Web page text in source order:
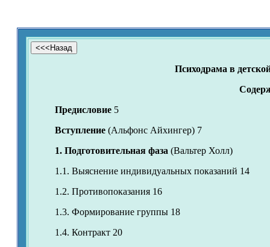
Психодрама в
Предисловие 5
Вступление (Альфонс Айхингер) 7
1. Подготовительная фаза (Вальтер Холл)
1.1. Выяснение индивидуальных показаний 14
1.2. Противопоказания 16
1.3. Формирование группы 18
1.4. Контракт 20